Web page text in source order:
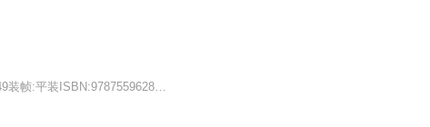
作者: 周显亮出版社: 北京联合出版公司出品方: 联合读创出版年: 2019-2页数: 280定价:49装帧:平装ISBN:978755962832菜评：3星内容简介 · · · · · ·从6个人到18万人，从2万元到6000多亿元，从深圳到全世界，从草根代理到世界第一通信商……30年来，任...